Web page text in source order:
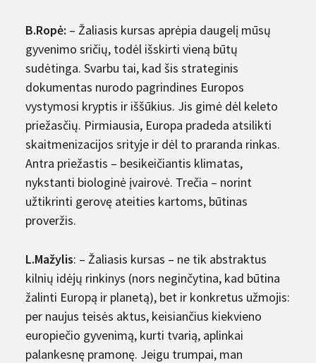
B.Ropė: – Žaliasis kursas aprėpia daugelį mūsų
gyvenimo sričių, todėl išskirti vieną būtų
sudėtinga. Svarbu tai, kad šis strateginis
dokumentas nurodo pagrindines Europos
vystymosi kryptis ir iššūkius. Jis gimė dėl keleto
priežasčių. Pirmiausia, Europa pradeda atsilikti
skaitmenizacijos srityje ir dėl to praranda rinkas.
Antra priežastis – besikeičiantis klimatas,
nykstanti biologinė įvairovė. Trečia – norint
užtikrinti gerovę ateities kartoms, būtinas
proveržis.
L.Mažylis: – Žaliasis kursas – ne tik abstraktus
kilnių idėjų rinkinys (nors neginčytina, kad būtina
žalinti Europą ir planetą), bet ir konkretus užmojis:
per naujus teisės aktus, keisiančius kiekvieno
europiečio gyvenimą, kurti tvarią, aplinkai
palankesnę pramonę. Jeigu trumpai, man